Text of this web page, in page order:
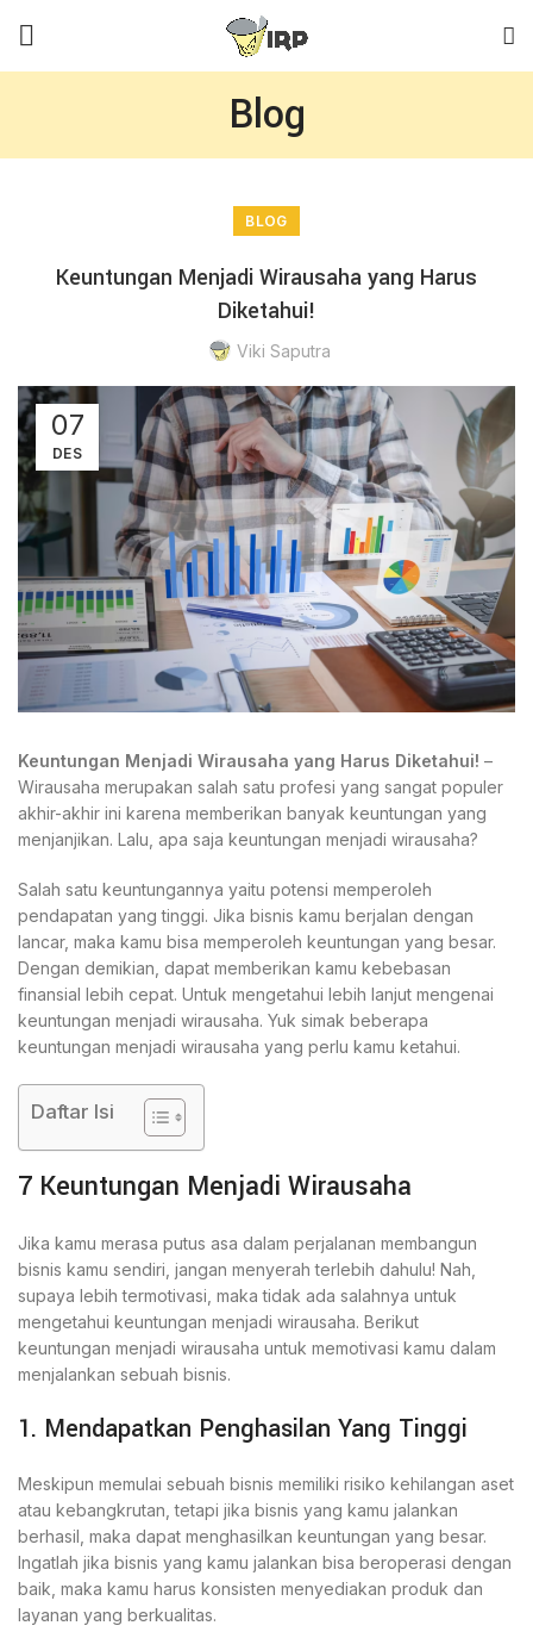
Blog
BLOG
Keuntungan Menjadi Wirausaha yang Harus
Diketahui!
Viki Saputra
07
DES
Keuntungan Menjadi Wirausaha yang Harus Diketahui! –
Wirausaha merupakan salah satu profesi yang sangat populer
akhir-akhir ini karena memberikan banyak keuntungan yang
menjanjikan. Lalu, apa saja keuntungan menjadi wirausaha?
Salah satu keuntungannya yaitu potensi memperoleh
pendapatan yang tinggi. Jika bisnis kamu berjalan dengan
lancar, maka kamu bisa memperoleh keuntungan yang besar.
Dengan demikian, dapat memberikan kamu kebebasan
finansial lebih cepat. Untuk mengetahui lebih lanjut mengenai
keuntungan menjadi wirausaha. Yuk simak beberapa
keuntungan menjadi wirausaha yang perlu kamu ketahui.
Daftar Isi
7 Keuntungan Menjadi Wirausaha
Jika kamu merasa putus asa dalam perjalanan membangun
bisnis kamu sendiri, jangan menyerah terlebih dahulu! Nah,
supaya lebih termotivasi, maka tidak ada salahnya untuk
mengetahui keuntungan menjadi wirausaha. Berikut
keuntungan menjadi wirausaha untuk memotivasi kamu dalam
menjalankan sebuah bisnis.
1. Mendapatkan Penghasilan Yang Tinggi
Meskipun memulai sebuah bisnis memiliki risiko kehilangan aset
atau kebangkrutan, tetapi jika bisnis yang kamu jalankan
berhasil, maka dapat menghasilkan keuntungan yang besar.
Ingatlah jika bisnis yang kamu jalankan bisa beroperasi dengan
baik, maka kamu harus konsisten menyediakan produk dan
layanan yang berkualitas.